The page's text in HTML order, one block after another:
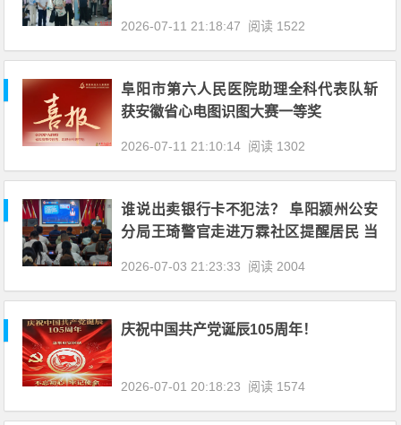
2026-07-11 21:18:47 阅读 1522
阜阳市第六人民医院助理全科代表队斩
获安徽省心电图识图大赛一等奖
2026-07-11 21:10:14 阅读 1302
谁说出卖银行卡不犯法？ 阜阳颍州公安
分局王琦警官走进万霖社区提醒居民 当
2026-07-03 21:23:33 阅读 2004
庆祝中国共产党诞辰105周年！
2026-07-01 20:18:23 阅读 1574